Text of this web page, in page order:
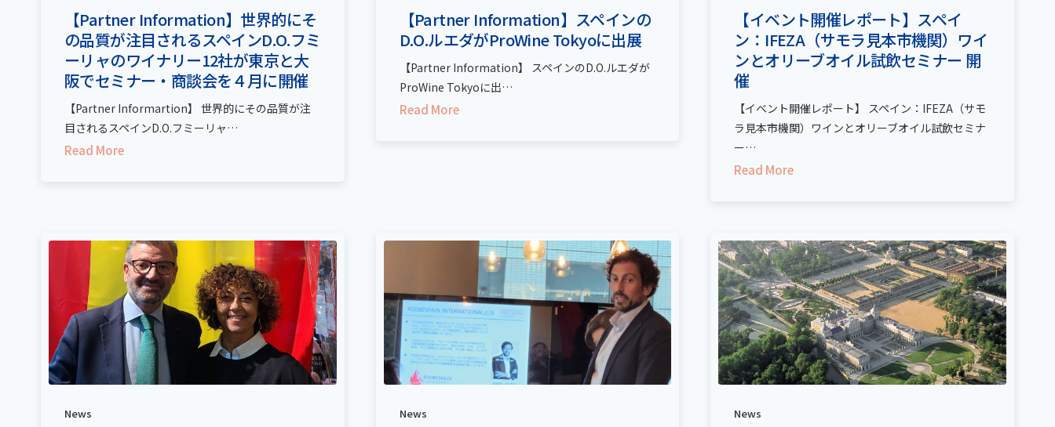
【Partner Information】世界的にそ
の品質が注目されるスペインD.O.フミ
ーリャのワイナリー12社が東京と大
阪でセミナー・商談会を４月に開催
【Partner Informartion】 世界的にその品質が注
目されるスペインD.O.フミーリャ…
Read More
【Partner Information】スペインの
D.O.ルエダがProWine Tokyoに出展
【Partner Information】 スペインのD.O.ルエダが
ProWine Tokyoに出…
Read More
【イベント開催レポート】スペイ
ン：IFEZA（サモラ見本市機関）ワイ
ンとオリーブオイル試飲セミナー 開
催
【イベント開催レポート】 スペイン：IFEZA（サモ
ラ見本市機関）ワインとオリーブオイル試飲セミナ
ー…
Read More
News News News